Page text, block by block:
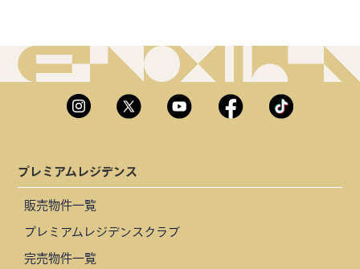
プレミアムレジデンス
販売物件一覧
プレミアムレジデンスクラブ
完売物件一覧